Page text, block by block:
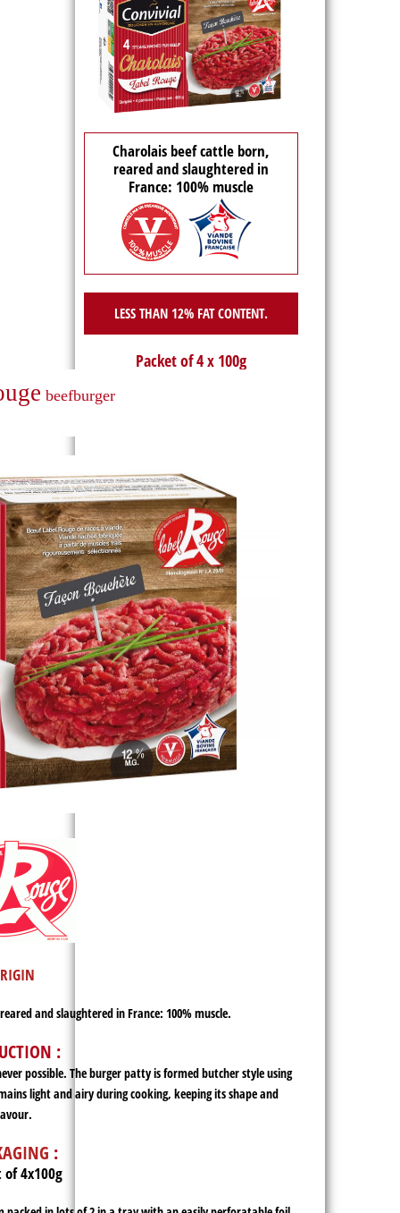
Charolais beef cattle born,
reared and slaughtered in
France: 100% muscle
LESS THAN 12% FAT CONTENT.
Packet of 4 x 100g
beefburger
and slaughtered in France: 100% muscle.
:
possible. The burger patty is formed butcher style using
light and airy during cooking, keeping its shape and
:
of 4x100g